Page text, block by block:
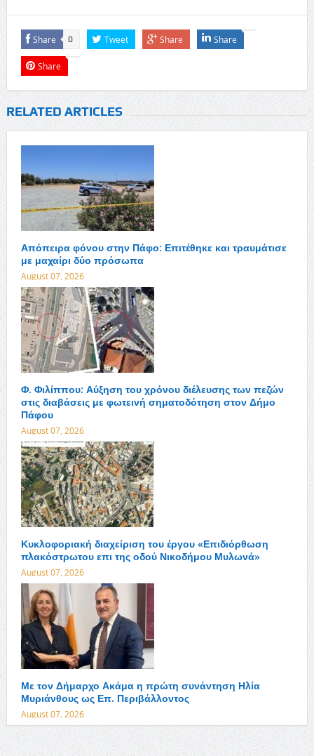
Share 0 Tweet Share Share
Share
RELATED ARTICLES
Απόπειρα φόνου στην Πάφο: Επιτέθηκε και τραυμάτισε
με μαχαίρι δύο πρόσωπα
August 07, 2026
Φ. Φιλίππου: Αύξηση του χρόνου διέλευσης των πεζών
στις διαβάσεις με φωτεινή σηματοδότηση στον Δήμο
Πάφου
August 07, 2026
Κυκλοφοριακή διαχείριση του έργου «Επιδιόρθωση
πλακόστρωτου επι της οδού Νικοδήμου Μυλωνά»
August 07, 2026
Με τον Δήμαρχο Ακάμα η πρώτη συνάντηση Ηλία
Μυριάνθους ως Επ. Περιβάλλοντος
August 07, 2026